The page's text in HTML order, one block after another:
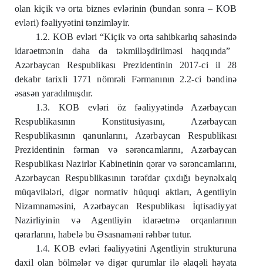
olan kiçik vəorta biznes evlərinin (bundan sonra – KOB
evləri) fəaliyyətini tənzimləyir.
1.2. KOB evləri “Kiçik və orta sahibkarlıq sahəsində
idarəetmənin daha da təkmilləşdirilməsi haqqında”
Azərbaycan Respublikası Prezidentinin 2017-ci il 28
dekabr tarixli 1771 nömrəli Fərmanının 2.2-ci bəndinə
əsasən yaradılmışdır.
1.3. KOB evləri öz fəaliyyətində Azərbaycan
Respublikasının Konstitusiyasını, Azərbaycan
Respublikasının qanunlarını, Azərbaycan Respublikası
Prezidentinin fərman vəsərəncamlarını, Azərbaycan
Respublikası Nazirlər Kabinetinin qərar və sərəncamlarını,
Azərbaycan Respublikasının tərəfdar çıxdığı beynəlxalq
müqavilələri, digər normativ hüquqi aktları, Agentliyin
Nizamnaməsini, Azərbaycan Respublikası İqtisadiyyat
Nazirliyinin vəAgentliyin idarəetməorqanlarının
qərarlarını, habeləbuƏsasnaməni rəhbər tutur.
1.4. KOB evləri fəaliyyətini Agentliyin strukturuna
daxil olan bölmələr və digər qurumlar ilə əlaqəli həyata